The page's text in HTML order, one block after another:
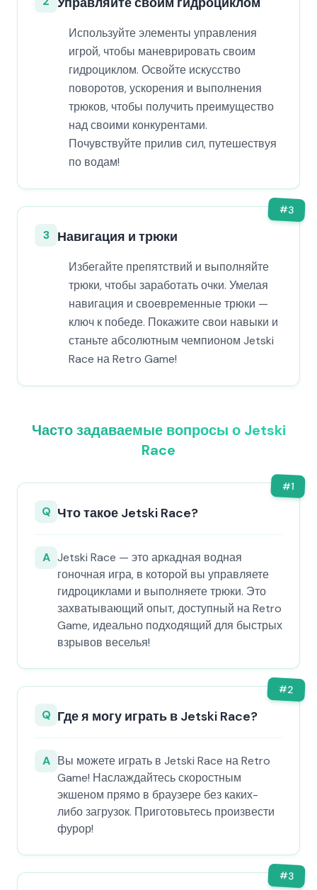
Используйте элементы управления
игрой, чтобы маневрировать своим
гидроциклом. Освойте искусство
поворотов, ускорения и выполнения
трюков, чтобы получить преимущество
над своими конкурентами.
Почувствуйте прилив сил, путешествуя
по водам!
#3
3 Навигация и трюки
Избегайте препятствий и выполняйте
трюки, чтобы заработать очки. Умелая
навигация и своевременные трюки —
ключ к победе. Покажите свои навыки и
станьте абсолютным чемпионом Jetski
Race на Retro Game!
Часто задаваемые вопросы о Jetski
Race
#1
Q Что такое Jetski Race?
A Jetski Race — это аркадная водная
гоночная игра, в которой вы управляете
гидроциклами и выполняете трюки. Это
захватывающий опыт, доступный на Retro
Game, идеально подходящий для быстрых
взрывов веселья!
#2
Q Где я могу играть в Jetski Race?
A Вы можете играть в Jetski Race на Retro
Game! Наслаждайтесь скоростным
экшеном прямо в браузере без каких-
либо загрузок. Приготовьтесь произвести
фурор!
#3